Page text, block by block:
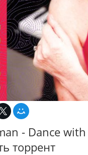
- Dance
торрент